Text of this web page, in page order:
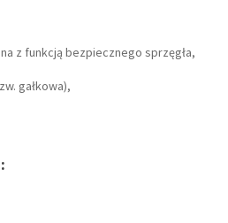
z funkcją bezpiecznego sprzęgła,
gałkowa),